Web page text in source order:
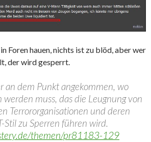
Foren hauen, nichts ist zu blöd, aber wer
der wird gesperrt.
an dem Punkt angekommen, wo
muss, das die Leugnung von
Terrororganisationen und deren
Stil zu Sperren führen wird.
themen/pr81183-129